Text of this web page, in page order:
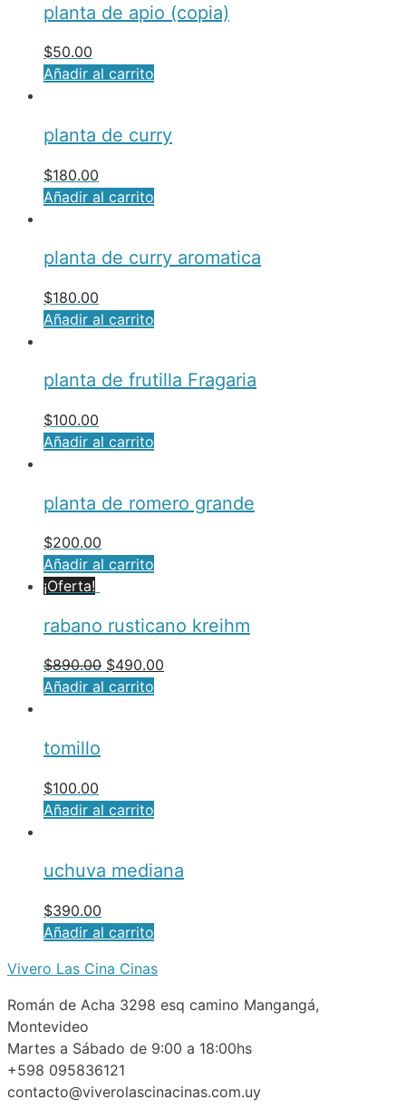
planta de apio (copia)
$50.00
Añadir al carrito
planta de curry
$180.00
Añadir al carrito
planta de curry aromatica
$180.00
Añadir al carrito
planta de frutilla Fragaria
$100.00
Añadir al carrito
planta de romero grande
$200.00
Añadir al carrito
¡Oferta!
rabano rusticano kreihm
$890.00 $490.00
Añadir al carrito
tomillo
$100.00
Añadir al carrito
uchuva mediana
$390.00
Añadir al carrito
Vivero Las Cina Cinas
Román de Acha 3298 esq camino Mangangá,
Montevideo
Martes a Sábado de 9:00 a 18:00hs
+598 095836121
contacto@viverolascinacinas.com.uy